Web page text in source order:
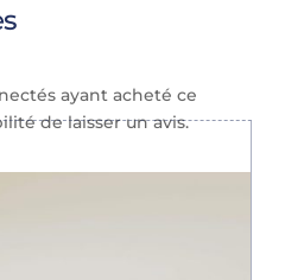
ayant acheté ce
de laisser un avis.